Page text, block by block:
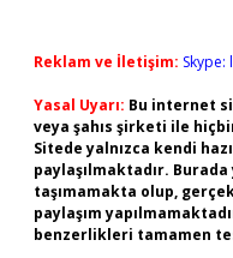
Reklam ve İletişim: Skype:
Yasal Uyarı: Bu internet
veya şahıs şirketi ile
Sitede yalnızca kendi
paylaşılmaktadır.
taşımamakta olup,
paylaşım
benzerlikleri tamamen